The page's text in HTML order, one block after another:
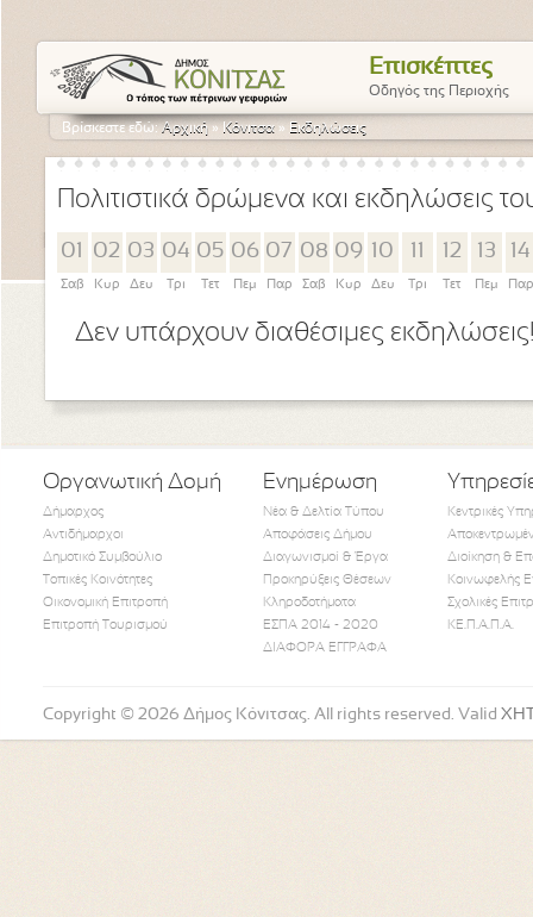
Επισκέπτες
Οδηγός της Περιοχής
Βρίσκεστε εδώ:Αρχική » Κόνιτσα » Εκδηλώσεις
Πολιτιστικά δρώμενα και εκδηλώσεις
01
Σαβ
02
Κυρ
03
Δευ
04
Τρι
05
Τετ
06
Πεμ
07
Παρ
08
Σαβ
09
Κυρ
10
Δευ Τρι
12
Τετ
13
Πεμ
14
Παρ
Δεν υπάρχουν διαθέσιμες
Οργανωτική Δομή
Δήμαρχος
Αντιδήμαρχοι
Δημοτικό Συμβούλιο
Τοπικές Κοινότητες
Οικονομική Επιτροπή
Επιτροπή Τουρισμού
Ενημέρωση
Νέα & Δελτία Τύπου
Αποφάσεις Δήμου
Διαγωνισμοί & Έργα
Προκηρύξεις Θέσεων
Κληροδοτήματα
ΕΣΠΑ 2014 - 2020
ΔΙΑΦΟΡΑ ΕΓΓΡΑΦΑ
Κεντρικές
Διοίκηση &
Κοινωφελής
Σχολικές
ΚΕ.Π.Α.Π.Α.
Follow Us
Copyright © 2026 Δήμος Κόνιτσας. All rights reserved. Valid